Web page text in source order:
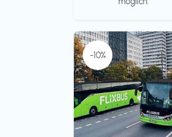
-10%